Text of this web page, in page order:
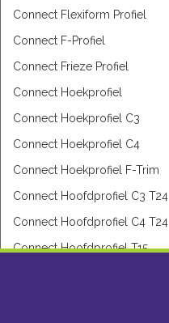
Connect Flexiform Profiel
Connect F-Profiel
Connect Frieze Profiel
Connect Hoekprofiel
Connect Hoekprofiel C3
Connect Hoekprofiel C4
Connect Hoekprofiel F-Trim
Connect Hoofdprofiel C3 T24
Connect Hoofdprofiel C4 T24
Connect Hoofdprofiel T15